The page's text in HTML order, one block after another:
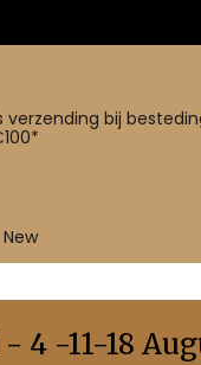
verzending bij
New
4 -11-18